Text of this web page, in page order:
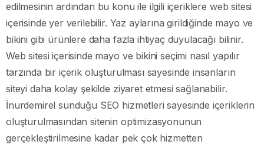
edilmesinin ardından bu konu ile ilgili içeriklere web sitesi
içerisinde yer verilebilir. Yaz aylarına girildiğinde mayo ve
bikini gibi ürünlere daha fazla ihtiyaç duyulacağı bilinir.
Web sitesi içerisinde mayo ve bikini seçimi nasıl yapılır
tarzında bir içerik oluşturulması sayesinde insanların
siteyi daha kolay şekilde ziyaret etmesi sağlanabilir.
İnurdemirel sunduğu SEO hizmetleri sayesinde içeriklerin
oluşturulmasından sitenin optimizasyonunun
gerçekleştirilmesine kadar pek çok hizmetten